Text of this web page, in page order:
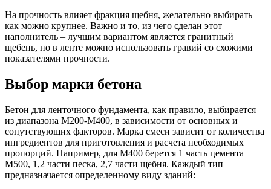
На прочность влияет фракция щебня, желательно выбирать
как можно крупнее. Важно и то, из чего сделан этот
наполнитель – лучшим вариантом является гранитный
щебень, но в ленте можно использовать гравий со схожими
показателями прочности.
Выбор марки бетона
Бетон для ленточного фундамента, как правило, выбирается
из диапазона М200-М400, в зависимости от основных и
сопутствующих факторов. Марка смеси зависит от количества
ингредиентов для приготовления и расчета необходимых
пропорций. Например, для М400 берется 1 часть цемента
М500, 1,2 части песка, 2,7 части щебня. Каждый тип
предназначается определенному виду зданий: